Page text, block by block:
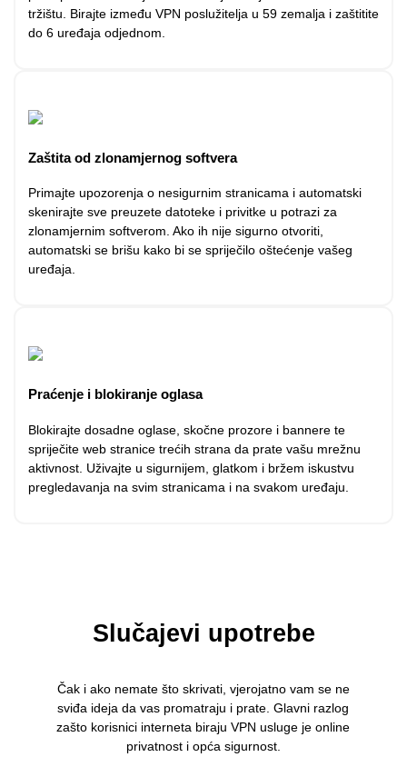
tržištu. Birajte između VPN poslužitelja u 59 zemalja i zaštitite
do 6 uređaja odjednom.
Zaštita od zlonamjernog softvera
Primajte upozorenja o nesigurnim stranicama i automatski
skenirajte sve preuzete datoteke i privitke u potrazi za
zlonamjernim softverom. Ako ih nije sigurno otvoriti,
automatski se brišu kako bi se spriječilo oštećenje vašeg
uređaja.
Praćenje i blokiranje oglasa
Blokirajte dosadne oglase, skočne prozore i bannere te
spriječite web stranice trećih strana da prate vašu mrežnu
aktivnost. Uživajte u sigurnijem, glatkom i bržem iskustvu
pregledavanja na svim stranicama i na svakom uređaju.
Slučajevi upotrebe
Čak i ako nemate što skrivati, vjerojatno vam se ne
sviđa ideja da vas promatraju i prate. Glavni razlog
zašto korisnici interneta biraju VPN usluge je online
privatnost i opća sigurnost.